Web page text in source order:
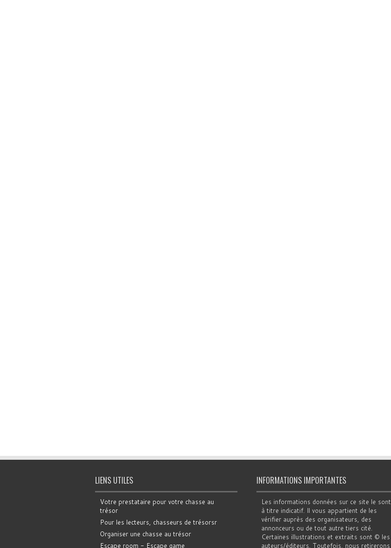
LIENS UTILES
Votre prestataire pour votre chasse au
trésor
Pour les lecteurs, chasseurs de trésorsr
Organiser une chasse au trésor
Escape room - Escape game
INFORMATIONS IMPORTANTES
Les informations données sur ce site le sont
à titre indicatif. Il vous appartient de les
vérifier auprès des organisateurs, des
annonceurs ou de tout autre tiers cité.
Certaines illustrations et extraits sont © les
auteurs/éditeurs. Toutefois, nous retirerons